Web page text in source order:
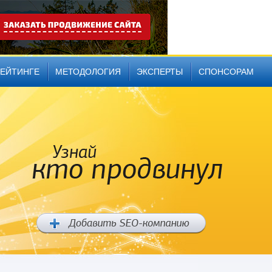
МЕТОДОЛОГИЯ ЭКСПЕРТЫ СПОНСОРАМ